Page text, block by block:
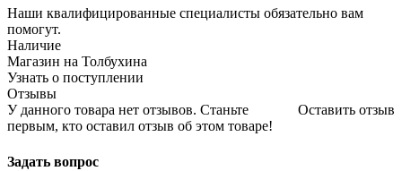
Наши квалифицированные специалисты обязательно вам
помогут.
Наличие
Магазин на Толбухина
Узнать о поступлении
Отзывы
Оставить отзыв
У данного товара нет отзывов. Станьте
первым, кто оставил отзыв об этом товаре!
Задать вопрос